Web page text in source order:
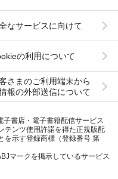
なサービスに向けて
の利用について
さまのご利用端末から
報の外部送信について
子書店・電子書籍配信サービス
テンツ使用許諾を得た正規版配
を示す登録商標（登録番号 第
マークを掲示しているサービス